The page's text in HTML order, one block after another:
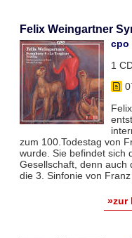
Felix Weingartner
cpo
1
zum 100.Todestag von
wurde. Sie befindet sich
Gesellschaft, denn auch
die 3. Sinfonie von
»zur